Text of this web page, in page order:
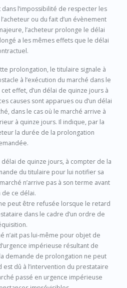
l’impossibilité de respecter les
ou du fait d’un évènement
l’acheteur prolonge le délai
a les mêmes effets que le délai
prolongation, le titulaire signale à
à l’exécution du marché dans le
effet, d’un délai de quinze jours à
causes sont apparues ou d’un délai
dans le cas où le marché arrive à
à quinze jours. Il indique, par la
la durée de la prolongation
délai de quinze jours, à compter de la
du titulaire pour lui notifier sa
n’arrive pas à son terme avant
de ce délai.
peut être refusée lorsque le retard
dans le cadre d’un ordre de
n’ait pas lui-même pour objet de
impérieuse résultant de
demande de prolongation ne peut
dû à l’intervention du prestataire
passé en urgence impérieuse